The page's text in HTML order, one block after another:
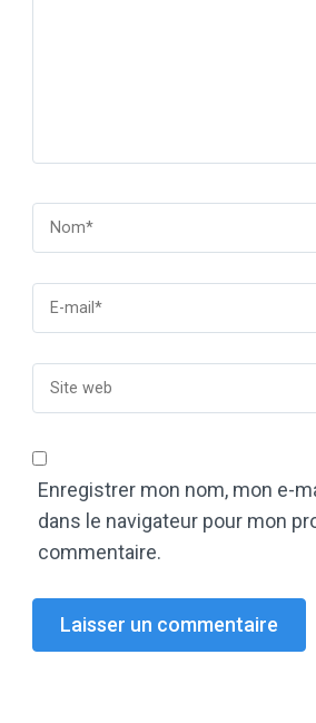
Enregistrer mon nom, mon e-
dans le navigateur pour mon
commentaire.